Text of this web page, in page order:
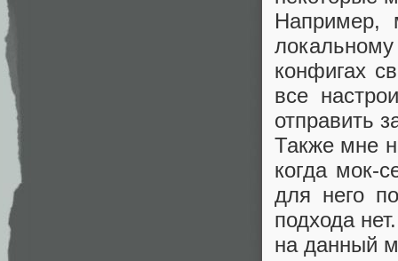
Например,
конфигах
все
отправить
Также мне
когда мок-
для него
подхода
на данный